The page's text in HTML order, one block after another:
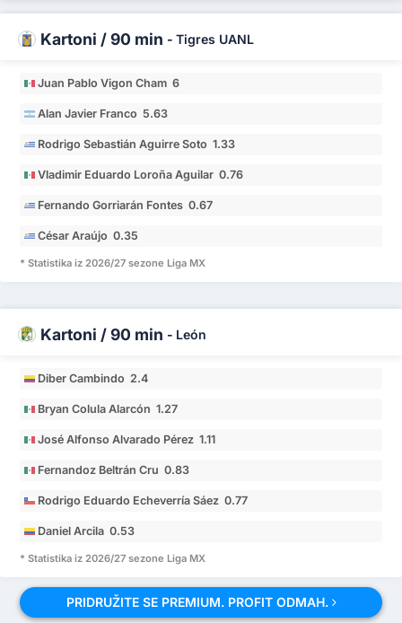
Kartoni / 90 min - Tigres UANL
Juan Pablo Vigon Cham 6
Alan Javier Franco 5.63
Rodrigo Sebastián Aguirre Soto 1.33
Vladimir Eduardo Loroña Aguilar 0.76
Fernando Gorriarán Fontes 0.67
César Araújo 0.35
* Statistika iz 2026/27 sezone Liga MX
Kartoni / 90 min - León
Diber Cambindo 2.4
Bryan Colula Alarcón 1.27
José Alfonso Alvarado Pérez 1.11
Fernandoz Beltrán Cru 0.83
Rodrigo Eduardo Echeverría Sáez 0.77
Daniel Arcila 0.53
* Statistika iz 2026/27 sezone Liga MX
PRIDRUŽITE SE PREMIUM. PROFIT ODMAH.